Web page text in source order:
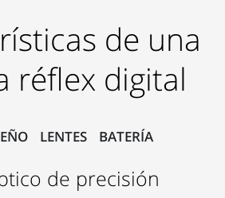
de una
réflex digital
LENTES BATERÍA
de precisión